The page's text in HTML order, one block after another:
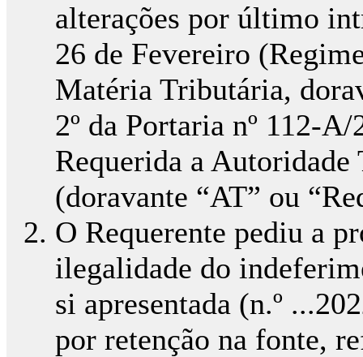
alterações por último
26 de Fevereiro
Matéria Tributária,
2º da Portaria nº 112-
Requerida a
(doravante “AT” ou
O Requerente pediu a
ilegalidade do
si apresentada (n.º
por retenção na fonte,